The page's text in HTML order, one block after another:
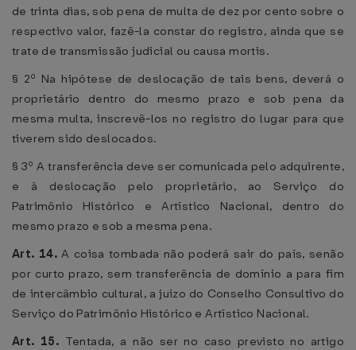
de trinta dias, sob pena de multa de dez por cento sobre o
respectivo valor, fazê-la constar do registro, ainda que se
trate de transmissão judicial ou causa mortis.
§ 2º Na hipótese de deslocação de tais bens, deverá o
proprietário dentro do mesmo prazo e sob pena da
mesma multa, inscrevê-los no registro do lugar para que
tiverem sido deslocados.
§ 3º A transferência deve ser comunicada pelo adquirente,
e à deslocação pelo proprietário, ao Serviço do
Patrimônio Histórico e Artístico Nacional, dentro do
mesmo prazo e sob a mesma pena.
Art. 14.A coisa tombada não poderá sair do país, senão
por curto prazo, sem transferência de domínio a para fim
de intercâmbio cultural, a juízo do Conselho Consultivo do
Serviço do Patrimônio Histórico e Artístico Nacional.
Art. 15. Tentada, a não ser no caso previsto no artigo